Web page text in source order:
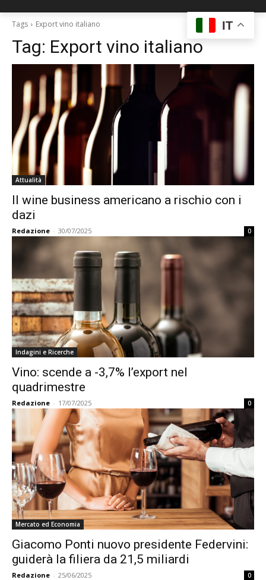
Tags Export vino italiano
Tag: Export vino italiano
Attualità
Il wine business americano a rischio con i
dazi
Redazione - 30/07/2025 0
Indagini e Ricerche
Vino: scende a -3,7% l’export nel
quadrimestre
Redazione - 17/07/2025 0
Mercato ed Economia
Giacomo Ponti nuovo presidente Federvini:
guiderà la filiera da 21,5 miliardi
Redazione - 25/06/2025 0
IT